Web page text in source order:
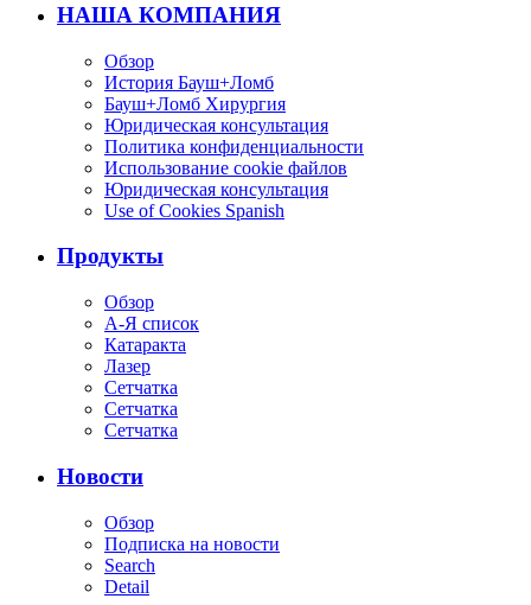
НАША КОМПАНИЯ
Обзор
История Бауш+Ломб
Бауш+Ломб Хирургия
Юридическая консультация
Политика конфиденциальности
Использование cookie файлов
Юридическая консультация
Use of Cookies Spanish
Продукты
Обзор
А-Я список
Катаракта
Лазер
Сетчатка
Сетчатка
Сетчатка
Новости
Обзор
Подписка на новости
Search
Detail